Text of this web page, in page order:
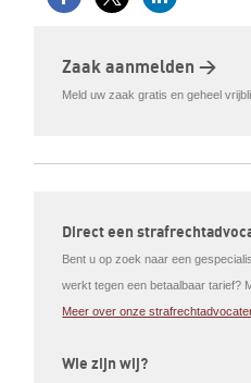
Zaak aanmelden >
Meld uw zaak gratis en geheel
Direct een
Bent u op zoek naar een
werkt tegen een betaalbaar tarief?
Meer over onze
Wie zijn wij?